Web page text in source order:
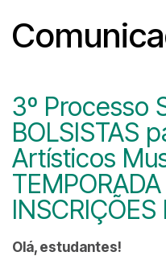
3º Processo
BOLSISTAS
Artísticos
INSCRIÇÕES
Olá, estudantes!